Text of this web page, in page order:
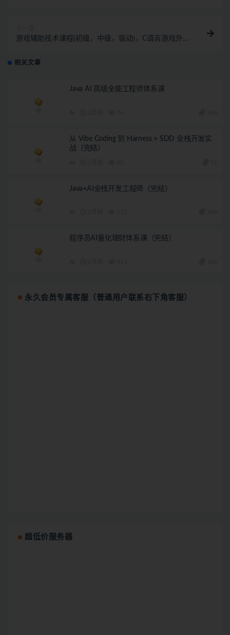
游戏辅助技术课程(初级，中级，驱动)，C语言游戏外挂
相关文章
Java AI 高级全能工程师体系课
从 Vibe Coding 到 Harness × SDD 全栈开发实
战（完结）
Java+AI全栈开发工程师（完结）
程序员AI量化理财体系课（完结）
永久会员专属客服（普通用户联系右下角客服）
超低价服务器